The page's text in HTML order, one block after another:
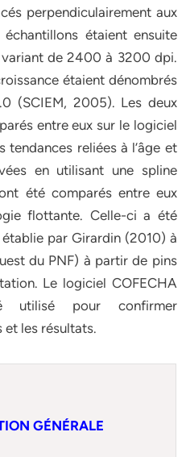
perpendiculairement aux
étaient ensuite
variant de 2400 à 3200 dpi.
étaient dénombrés
(SCIEM, 2005). Les deux
entre eux sur le logiciel
tendances reliées à l’âge et
en utilisant une spline
été comparés entre eux
flottante. Celle-ci a été
par Girardin (2010) à
du PNF) à partir de pins
Le logiciel COFECHA
utilisé pour confirmer
et les résultats.
GÉNÉRALE